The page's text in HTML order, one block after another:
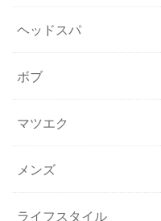
ヘッドスパ
ボブ
マツエク
メンズ
ライフスタイル